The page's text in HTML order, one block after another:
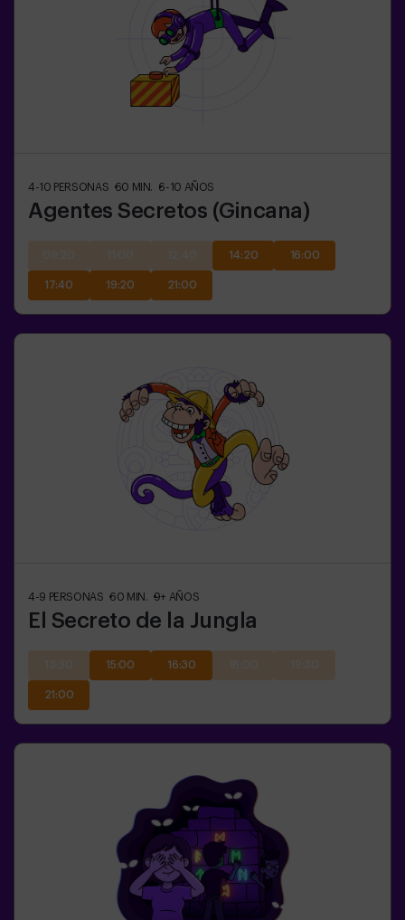
4-10 PERSONAS 60 MIN. 6-10 AÑOS
Agentes Secretos (Gincana)
14:20 16:00
17:40 19:20 21:00
4-9 PERSONAS 60 MIN. 9+ AÑOS
El Secreto de la Jungla
15:00 16:30
21:00